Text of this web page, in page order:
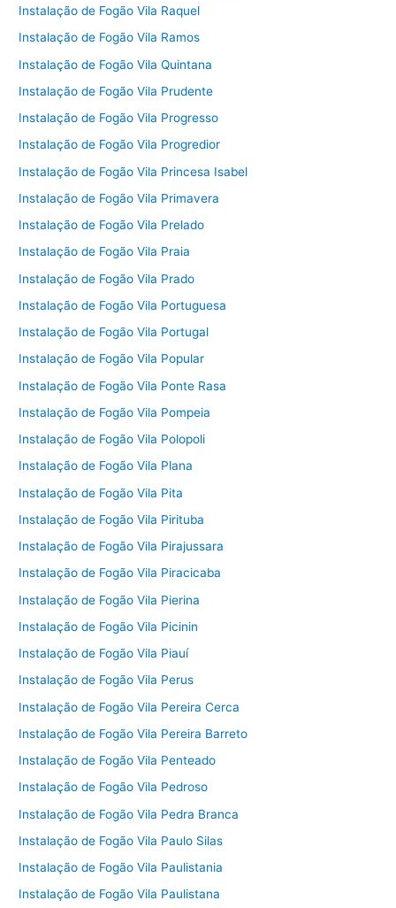
Instalação de Fogão Vila Raquel
Instalação de Fogão Vila Ramos
Instalação de Fogão Vila Quintana
Instalação de Fogão Vila Prudente
Instalação de Fogão Vila Progresso
Instalação de Fogão Vila Progredior
Instalação de Fogão Vila Princesa Isabel
Instalação de Fogão Vila Primavera
Instalação de Fogão Vila Prelado
Instalação de Fogão Vila Praia
Instalação de Fogão Vila Prado
Instalação de Fogão Vila Portuguesa
Instalação de Fogão Vila Portugal
Instalação de Fogão Vila Popular
Instalação de Fogão Vila Ponte Rasa
Instalação de Fogão Vila Pompeia
Instalação de Fogão Vila Polopoli
Instalação de Fogão Vila Plana
Instalação de Fogão Vila Pita
Instalação de Fogão Vila Pirituba
Instalação de Fogão Vila Pirajussara
Instalação de Fogão Vila Piracicaba
Instalação de Fogão Vila Pierina
Instalação de Fogão Vila Picinin
Instalação de Fogão Vila Piauí
Instalação de Fogão Vila Perus
Instalação de Fogão Vila Pereira Cerca
Instalação de Fogão Vila Pereira Barreto
Instalação de Fogão Vila Penteado
Instalação de Fogão Vila Pedroso
Instalação de Fogão Vila Pedra Branca
Instalação de Fogão Vila Paulo Silas
Instalação de Fogão Vila Paulistania
Instalação de Fogão Vila Paulistana